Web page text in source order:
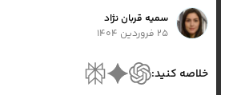
سمیه قربان نژاد
۲۵ فروردین ۱۴۰۴
خلاصه کنید: